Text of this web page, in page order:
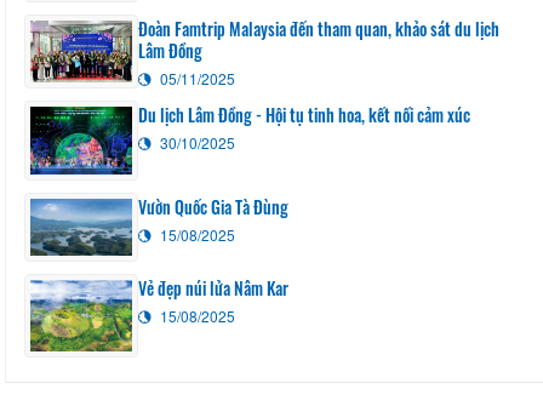
Đoàn Famtrip Malaysia đến tham quan, khảo sát du lịch
Lâm Đồng
05/11/2025
Du lịch Lâm Đồng - Hội tụ tinh hoa, kết nối cảm xúc
30/10/2025
Vườn Quốc Gia Tà Đùng
15/08/2025
Vẻ đẹp núi lửa Nâm Kar
15/08/2025